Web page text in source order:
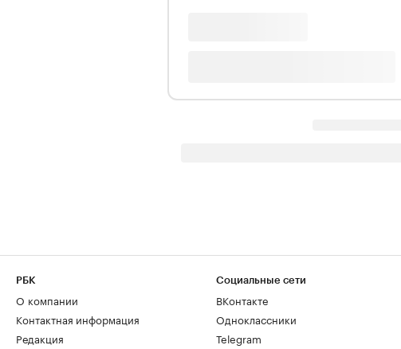
РБК
О компании
Контактная информация
Редакция
Социальные сети
ВКонтакте
Одноклассники
Telegram